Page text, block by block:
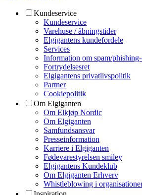
Kundeservice
Kundeservice
Varehuse / åbningstider
Elgigantens kundefordele
Services
Information om spam/
Fortrydelsesret
Elgigantens privatlivspolitik
Partner
Cookiepolitik
Om Elgiganten
Om Elkjøp Nordic
Om Elgiganten
Samfundsansvar
Presseinformation
Karriere i Elgiganten
Fødevarestyrelsen smiley
Elgigantens Kundeklub
Om Elgiganten Erhverv
Whistleblowing i